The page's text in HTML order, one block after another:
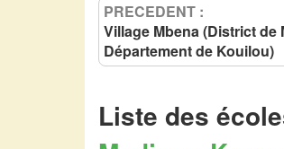
PRECEDENT :
Village Mbena (District de
Département de Kouilou)
Liste des